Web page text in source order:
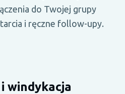
do Twojej grupy
i ręczne follow-upy.
windykacja